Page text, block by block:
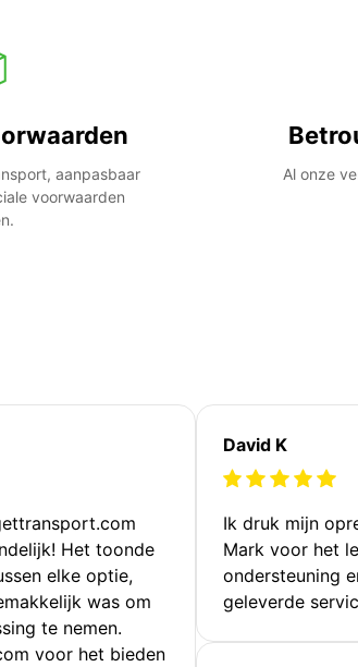
aanpasbaar
voorwaarden
Al onze
Het toonde
elke optie,
was om
te nemen.
voor het bieden
David K
Ik druk mijn
Mark voor het
ondersteuning
geleverde